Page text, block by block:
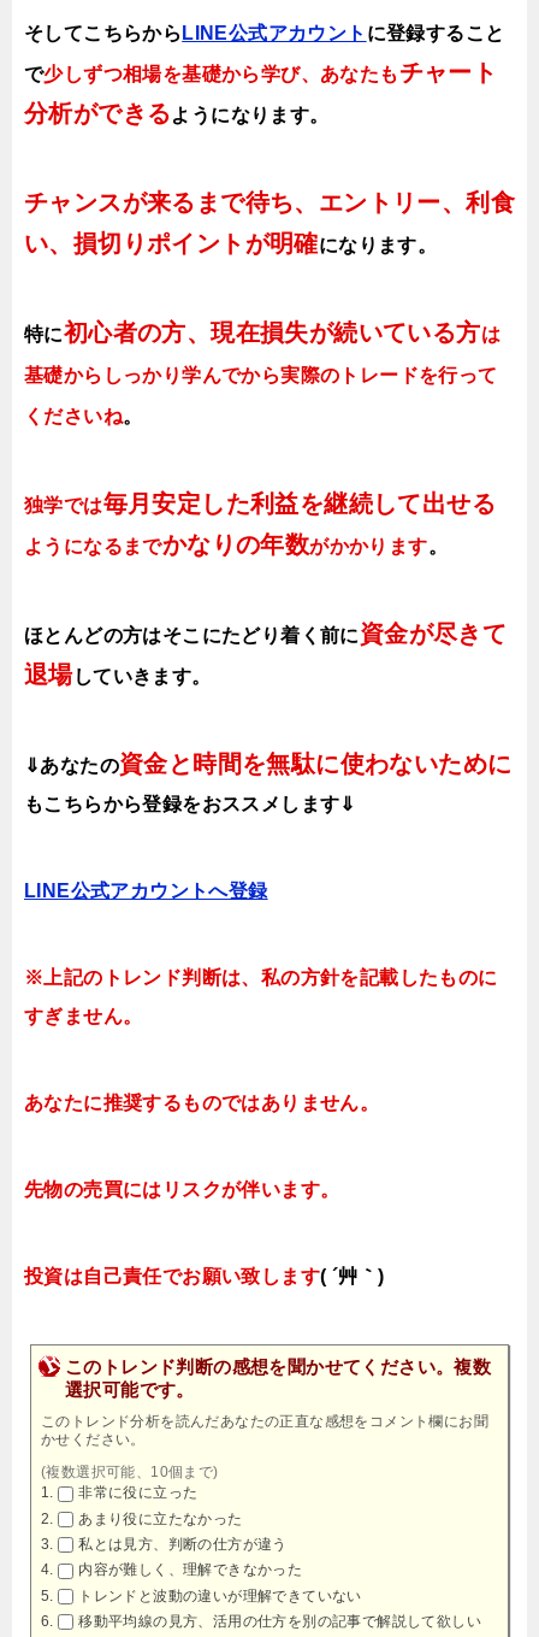
そしてこちらから LINE公式アカウント に登録すること
で少しずつ相場を基礎から学び、あなたも チャート
分析ができるようになります。
チャンスが来るまで待ち、エントリー、利食
い、損切りポイントが明確になります。
特に初心者の方、現在損失が続いている方は
基礎からしっかり学んでから実際のトレードを行って
くださいね。
独学では毎月安定した利益を継続して出せる
ようになるまでかなりの年数がかかります。
ほとんどの方はそこにたどり着く前に資金が尽きて
退場していきます。
⇓あなたの資金と時間を無駄に使わないために
もこちらから登録をおススメします⇓
LINE公式アカウントへ登録
※上記のトレンド判断は、私の方針を記載したものに
すぎません。
あなたに推奨するものではありません。
先物の売買にはリスクが伴います。
投資は自己責任でお願い致します( ´艸｀)
このトレンド判断の感想を聞かせてください。複数
選択可能です。
このトレンド分析を読んだあなたの正直な感想をコメント欄にお聞
かせください。
(複数選択可能、10個まで)
非常に役に立った
あまり役に立たなかった
私とは見方、判断の仕方が違う
内容が難しく、理解できなかった
トレンドと波動の違いが理解できていない
移動平均線の見方、活用の仕方を別の記事で解説して欲しい